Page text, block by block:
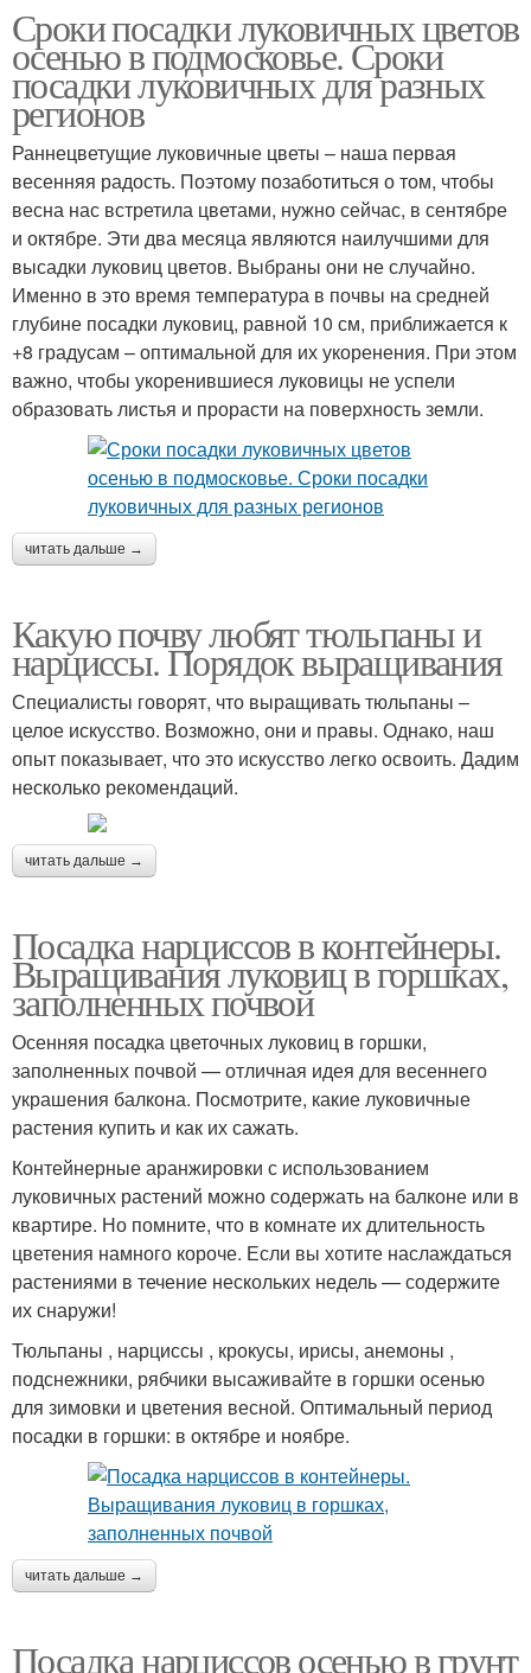
Сроки посадки луковичных цветов
осенью в подмосковье. Сроки
посадки луковичных для разных
регионов
Раннецветущие луковичные цветы – наша первая
весенняя радость. Поэтому позаботиться о том, чтобы
весна нас встретила цветами, нужно сейчас, в сентябре
и октябре. Эти два месяца являются наилучшими для
высадки луковиц цветов. Выбраны они не случайно.
Именно в это время температура в почвы на средней
глубине посадки луковиц, равной 10 см, приближается к
+8 градусам – оптимальной для их укоренения. При этом
важно, чтобы укоренившиеся луковицы не успели
образовать листья и прорасти на поверхность земли.
читать дальше →
Какую почву любят тюльпаны и
нарциссы. Порядок выращивания
Специалисты говорят, что выращивать тюльпаны –
целое искусство. Возможно, они и правы. Однако, наш
опыт показывает, что это искусство легко освоить. Дадим
несколько рекомендаций.
читать дальше →
Посадка нарциссов в контейнеры.
Выращивания луковиц в горшках,
заполненных почвой
Осенняя посадка цветочных луковиц в горшки,
заполненных почвой — отличная идея для весеннего
украшения балкона. Посмотрите, какие луковичные
растения купить и как их сажать.
Контейнерные аранжировки с использованием
луковичных растений можно содержать на балконе или в
квартире. Но помните, что в комнате их длительность
цветения намного короче. Если вы хотите наслаждаться
растениями в течение нескольких недель — содержите
их снаружи!
Тюльпаны , нарциссы , крокусы, ирисы, анемоны ,
подснежники, рябчики высаживайте в горшки осенью
для зимовки и цветения весной. Оптимальный период
посадки в горшки: в октябре и ноябре.
читать дальше →
Посадка нарциссов осенью в грунт